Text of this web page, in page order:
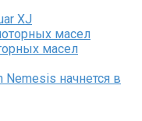
XJ
масел
начнется в